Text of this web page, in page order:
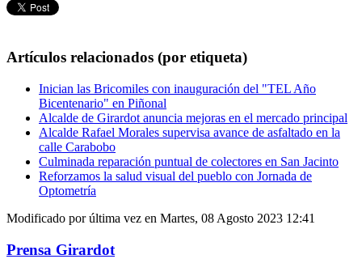
Artículos relacionados (por etiqueta)
Inician las Bricomiles con inauguración del "TEL Año
Bicentenario" en Piñonal
Alcalde de Girardot anuncia mejoras en el mercado principal
Alcalde Rafael Morales supervisa avance de asfaltado en la
calle Carabobo
Culminada reparación puntual de colectores en San Jacinto
Reforzamos la salud visual del pueblo con Jornada de
Optometría
Modificado por última vez en Martes, 08 Agosto 2023 12:41
Prensa Girardot